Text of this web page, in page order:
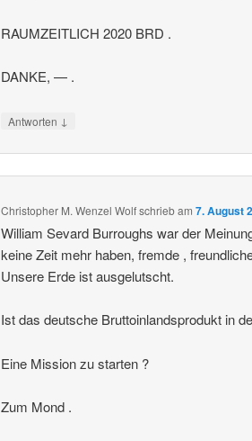
RAUMZEITLICH 2020 BRD .
DANKE, — .
Antworten ↓
Christopher M. Wenzel Wolfschriebam7. August
William Sevard Burroughs war der
keine Zeit mehr haben, fremde ,
Unsere Erde ist ausgelutscht.
Ist das deutsche Bruttoinlandsprodukt in
Eine Mission zu starten ?
Zum Mond .